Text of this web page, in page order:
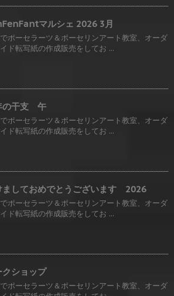
マルシェ 2026 3月
ポーセラーツ＆ポーセリンアート教室、オーダ
ド転写紙の作成販売をしてお ...
の干支 午
ポーセラーツ＆ポーセリンアート教室、オーダ
ド転写紙の作成販売をしてお ...
ましておめでとうございます 2026
ポーセラーツ＆ポーセリンアート教室、オーダ
ド転写紙の作成販売をしてお ...
クショップ
ポーセラーツ＆ポーセリンアート教室、オーダ